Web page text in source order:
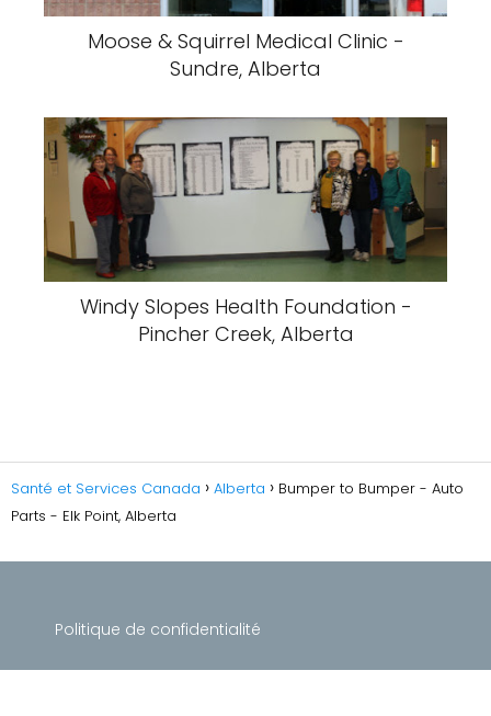
Moose & Squirrel Medical Clinic -
Sundre, Alberta
Windy Slopes Health Foundation -
Pincher Creek, Alberta
Santé et Services Canada Alberta
Bumper to Bumper - Auto
Parts - Elk Point, Alberta
Politique de confidentialité